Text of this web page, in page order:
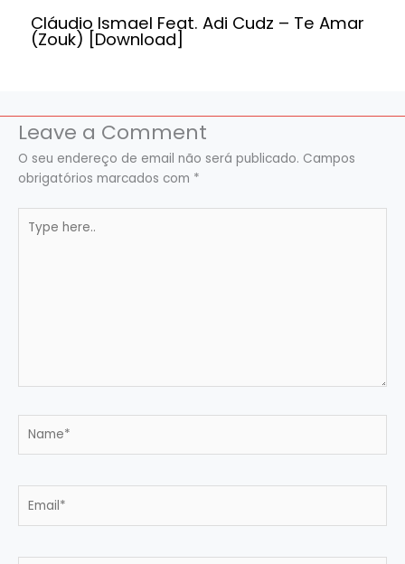
Cláudio Ismael Feat. Adi Cudz – Te Amar
(Zouk) [Download]
Leave a Comment
O seu endereço de email não será publicado. Campos
obrigatórios marcados com *
here..